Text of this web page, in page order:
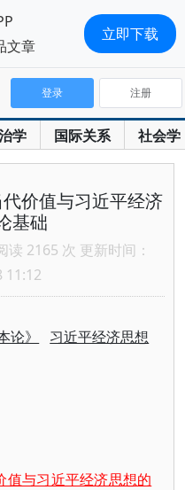
学 国际关系 社会学
登录 注册
价值与习近平经济
基础
读 2165 次 更新时间：
11:12
论》 习近平经济思想
值与习近平经济思想的
文章
立即下载